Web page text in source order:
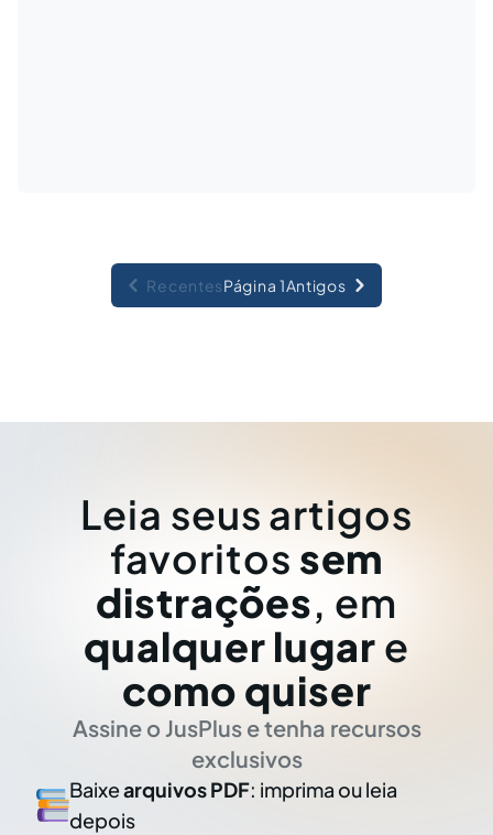
RecentesPágina 1Antigos
Leia seus artigos
favoritos sem
distrações, em
qualquer lugar e
como quiser
Assine o JusPlus e tenha recursos
exclusivos
Baixearquivos PDF: imprima ou leia
depois